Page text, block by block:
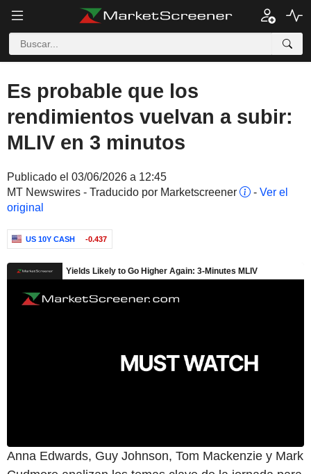
Es probable que los
rendimientos vuelvan a subir:
MLIV en 3 minutos
Publicado el 03/06/2026 a 12:45
MT Newswires - Traducido por Marketscreener
- Ver el
original
US 10Y CASH -0.437
Anna Edwards, Guy Johnson, Tom Mackenzie y Mark